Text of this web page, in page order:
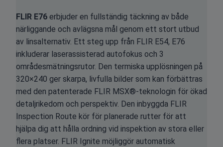
FLIR E76 erbjuder en fullständig täckning av både
närliggande och avlägsna mål genom ett stort utbud
av linsalternativ. Ett steg upp från FLIR E54, E76
inkluderar laserassisterad autofokus och 3
områdesmätningsrutor. Den termiska upplösningen på
320×240 ger skarpa, livfulla bilder som kan förbättras
med den patenterade FLIR MSX®-teknologin för ökad
detaljrikedom och perspektiv. Den inbyggda FLIR
Inspection Route kör för planerade rutter för att
hjälpa dig att hålla ordning vid inspektion av stora eller
flera platser. FLIR Ignite möjliggör automatisk